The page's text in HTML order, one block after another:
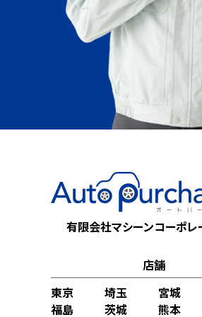
有限会社マシーンコーポレ
店舗
東京
埼玉 宮城
福島
茨城 熊本